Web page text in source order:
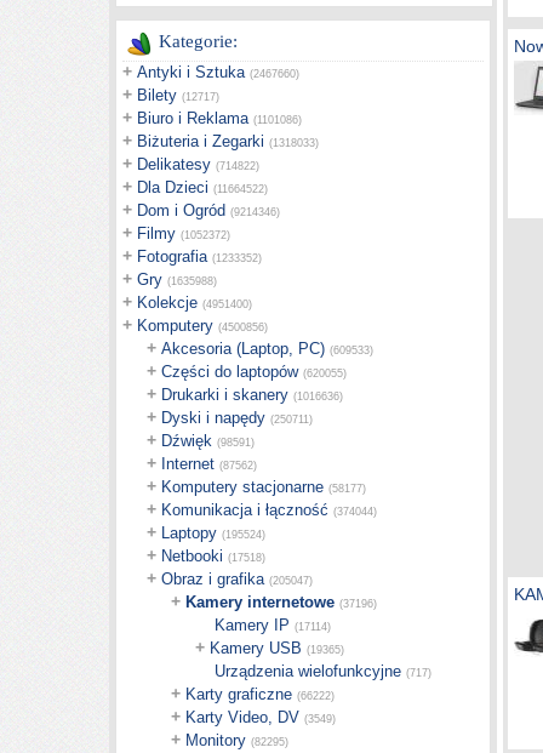
Kategorie:
+ Antyki i Sztuka (2467660)
+ Bilety (12717)
+ Biuro i Reklama (1101086)
+ Biżuteria i Zegarki (1318033)
+ Delikatesy (714822)
+ Dla Dzieci (11664522)
+ Dom i Ogród (9214346)
+ Filmy (1052372)
+ Fotografia (1233352)
+ Gry (1635988)
+ Kolekcje (4951400)
+ Komputery (4500856)
+ Akcesoria (Laptop, PC) (609533)
+ Części do laptopów (620055)
+ Drukarki i skanery (1016636)
+ Dyski i napędy (250711)
+ Dźwięk (98591)
+ Internet (87562)
+ Komputery stacjonarne (58177)
+ Komunikacja i łączność (374044)
+ Laptopy (195524)
+ Netbooki (17518)
+ Obraz i grafika (205047)
+ Kamery internetowe (37196)
Kamery IP (17114)
+ Kamery USB (19365)
Urządzenia wielofunkcyjne (717)
+ Karty graficzne (66222)
+ Karty Video, DV (3549)
+ Monitory (82295)